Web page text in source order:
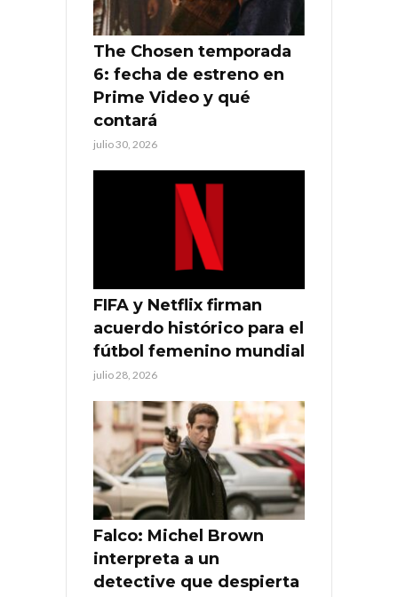
The Chosen temporada
6: fecha de estreno en
Prime Video y qué
contará
julio 30, 2026
FIFA y Netflix firman
acuerdo histórico para el
fútbol femenino mundial
julio 28, 2026
Falco: Michel Brown
interpreta a un
detective que despierta